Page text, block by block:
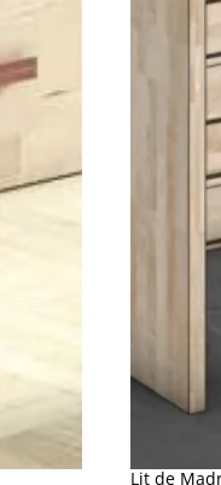
Lit de